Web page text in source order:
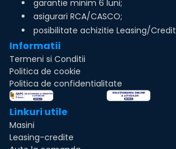
garantie minim 6 luni;
asigurari RCA/CASCO;
posibilitate achizitie Leasing/Credit
Informatii
Termeni si Conditii
Politica de cookie
Politica de confidentialitate
Linkuri utile
Masini
Leasing-credite